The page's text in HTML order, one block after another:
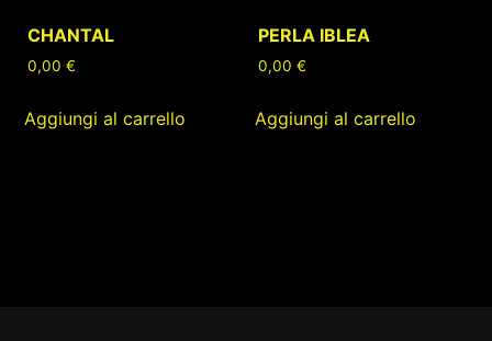
CHANTAL
0,00€
Aggiungi al carrello
PERLA IBLEA
0,00€
Aggiungi al carrello